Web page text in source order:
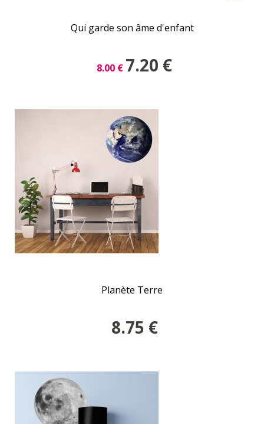
Qui garde son âme d'enfant
8.00 € 7.20 €
Planète Terre
8.75 €